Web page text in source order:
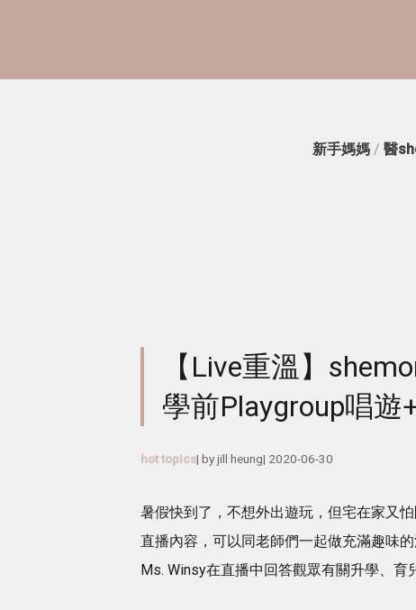
新手媽媽 / 醫
【Live重溫】
學前Playgroup唱
hot topics| byjill heung| 2020-06-30
暑假快到了，不想外出遊玩，但宅在家又
直播內容，可以同老師們一起做充滿趣味
Ms. Winsy在直播中回答觀眾有關升學、育